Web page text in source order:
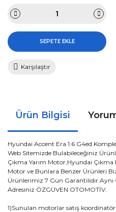
SEPETE EKLE
Karşılaştır
Ürün Bilgisi
Hyundai Accent Era 1.6 G4ed
Web Sitemizde Bulabileceğiniz
Çıkma Yarım Motor,Hyundai
Motor ve Bunlara Benzer Ürünleri
Ürünlerimiz 7 Gün
Adresiniz ÖZGÜVEN OTOMOTİV.
1)Sunulan motorlar satış